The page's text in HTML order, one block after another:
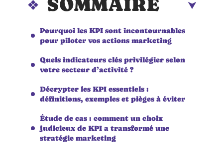
Pourquoi les KPI sont incontournables
pour piloter vos actions marketing
Quels indicateurs clés privilégier selon
votre secteur d’activité ?
Décrypter les KPI essentiels :
définitions, exemples et pièges à éviter
Étude de cas : comment un choix
judicieux de KPI a transformé une
stratégie marketing